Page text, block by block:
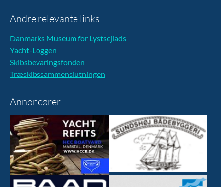
Andre relevante links
Danmarks Museum for Lystsejlads
Yacht-Loggen
Skibsbevaringsfonden
Træskibssammenslutningen
Annoncører